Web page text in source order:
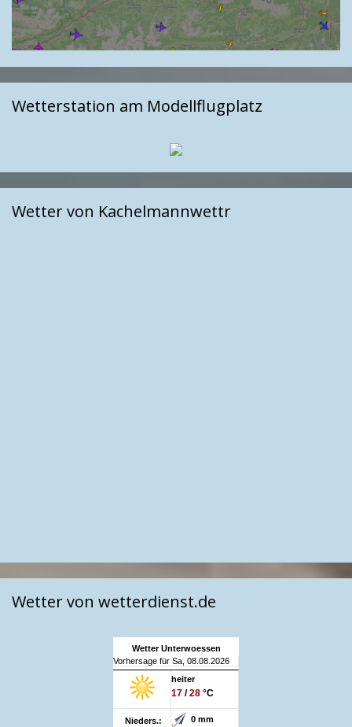
Wetterstation am Modellflugplatz
Wetter von Kachelmannwettr
Wetter von wetterdienst.de
Wetter Unterwoessen
Vorhersage für Sa, 08.08.2026
heiter
17 /28 °C
Nieders.: 0 mm